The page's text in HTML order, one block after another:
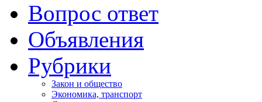
Вопрос ответ
Объявления
Рубрики
Закон и общество
Экономика, транспорт